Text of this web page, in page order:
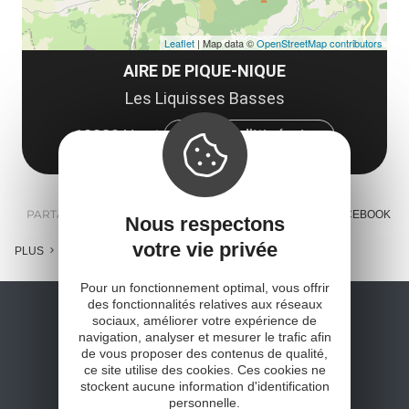
AIRE DE PIQUE-NIQUE
Les Liquisses Basses
12230 Nant
Obtenir l'itinéraire
Leaflet | Map data ©OpenStreetMap contributors
PARTAGER : MESSENGER FACEBOOK
PLUS
Nous respectons
votre vie privée
Pour un fonctionnement optimal, vous offrir
des fonctionnalités relatives aux réseaux
sociaux, améliorer votre expérience de
navigation, analyser et mesurer le trafic afin
de vous proposer des contenus de qualité,
ce site utilise des cookies. Ces cookies ne
stockent aucune information d'identification
personnelle.